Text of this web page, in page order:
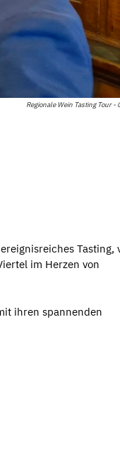
Regionale Wein Tasting Tour -
Tasting,
im Herzen von
ihren spannenden